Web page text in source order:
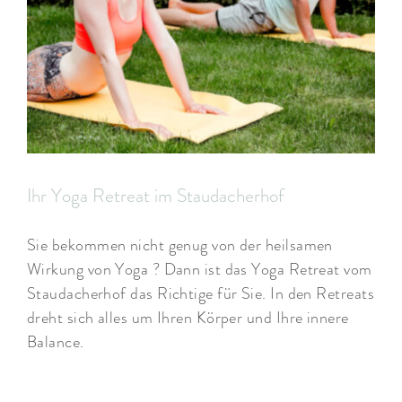
ARRANGEMENTS
WISSENSWERTES
Ihr Yoga Retreat im Staudacherhof
Sie bekommen nicht genug von der heilsamen
Wirkung von Yoga ? Dann ist das Yoga Retreat vom
Staudacherhof das Richtige für Sie. In den Retreats
dreht sich alles um Ihren Körper und Ihre innere
Balance.